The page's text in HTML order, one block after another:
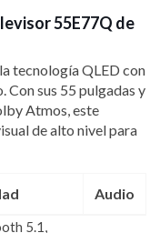
55E77Q de
tecnología QLED con
sus 55 pulgadas y
Atmos, este
de alto nivel para
Audio
5.1,